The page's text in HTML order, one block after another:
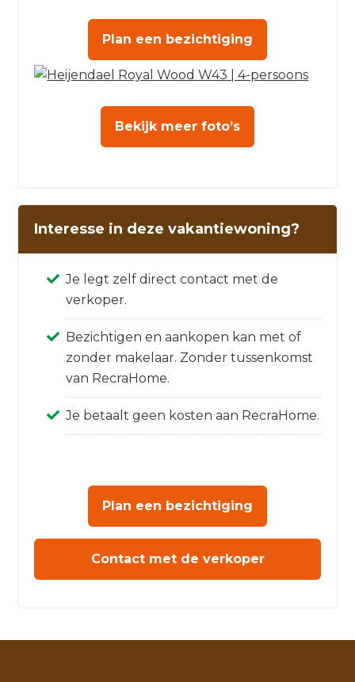
Plan een bezichtiging
Bekijk meer foto’s
Interesse in deze vakantiewoning?
Je legt zelf direct contact met de
verkoper.
Bezichtigen en aankopen kan met of
zonder makelaar. Zonder tussenkomst
van RecraHome.
Je betaalt geen kosten aan RecraHome.
Plan een bezichtiging
Contact met de verkoper